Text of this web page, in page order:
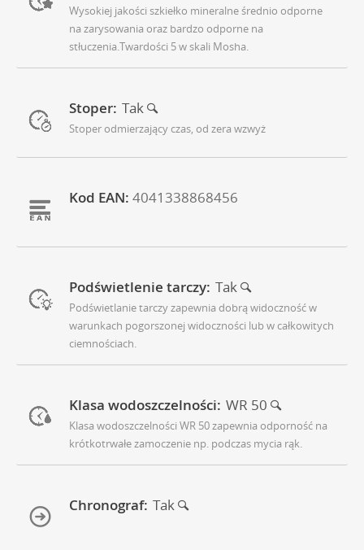
Wysokiej jakości szkiełko mineralne średnio odporne
na zarysowania oraz bardzo odporne na
stłuczenia.Twardości 5 w skali Mosha.
Stoper: Tak
Stoper odmierzający czas, od zera wzwyż
Kod EAN: 4041338868456
Podświetlenie tarczy: Tak
Podświetlanie tarczy zapewnia dobrą widoczność w
warunkach pogorszonej widoczności lub w całkowitych
ciemnościach.
Klasa wodoszczelności: WR 50
Klasa wodoszczelności WR 50 zapewnia odporność na
krótkotrwałe zamoczenie np. podczas mycia rąk.
Chronograf: Tak